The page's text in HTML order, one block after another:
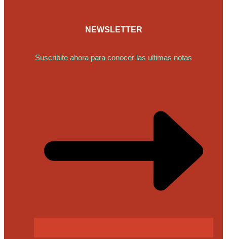
NEWSLETTER
Suscribite ahora para conocer las ultimas notas